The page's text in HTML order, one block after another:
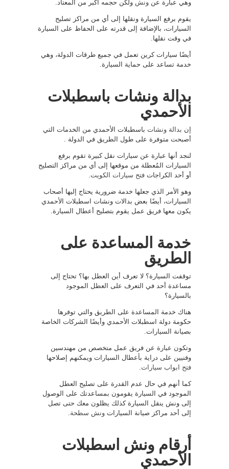
وهي عبارة عن ونش ولكن حجمه أكبر من المعتاد.
يقوم برفع السيارة ونقلها إلى أي من مراكز تصليح
السيارات، بالإضافة إلى قدرته على الحفاظ على السيارة
في وقت نقلها.
أيضًا سيارات كرين تعمل في جميع طرقات الدولة، وهي
خدمة تساعد على حماية السيارة.
بدالة ونشات باسطبلات
الأحمدي
إن بدالة ونشات باسطبلات الأحمدي من الخدمات التي
أصبحت متوفرة على طول الطريق في الدولة .
لنجد أنها عبارة عن سيارات نقل كبيرة تقوم برفع
السيارات المُعطلة من موقعها إلى أي من مراكز التصليح
أو أحد الكراجات فتح سيارات الكويت
وهو الأمر الذي جعلها خدمة ضرورية يحتاج إليها أصحاب
السيارات، أيضًا بعض بدالات ونشات اسطبلات الأحمدي
يكون معها فريق عمل يقوم بتصليح أعطال السيارة.
خدمة المساعدة على
الطريق
توقفت السيارة؟ لا تعرف أين العطل بها؟ تحتاج إلى
مساعدة أحد في التعرف على العطل الموجود
بالسيارة؟
هناك خدمة المساعدة على الطريق والتي توفرها
حكومة دولة اسطبلات الأحمدي وأيضًا الشركات الخاصة
بصيانة السيارات.
وتكون عبارة عن فريق عمل متخصص من مهندسين
وفنيين على دراية بأعطال السيارات ويمكنهم إصلاحها
فتح ابواب سيارات
كما أنهم في حال عدم القدرة على تصليح العطل
الموجود في السيارة يقومون بمساعدتك على الوصول
إلى ونش ينقل السيارة كذلك يظلون معك حتى تصل
إلى أحد مراكز صيانة السيارات ونش سطحة
أرقام ونش اسطبلات
الأحمدي